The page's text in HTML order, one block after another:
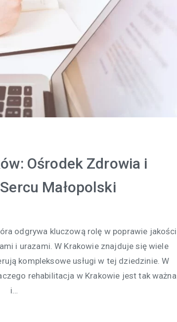
Ośrodek Zdrowia i
Małopolski
odgrywa kluczową rolę w poprawie jakości
i urazami. W Krakowie znajduje się wiele
kompleksowe usługi w tej dziedzinie. W
rehabilitacja w Krakowie jest tak ważna
i…